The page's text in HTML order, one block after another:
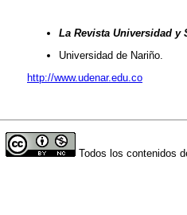
La Revista Universidad y
Universidad de Nariño.
http://www.udenar.edu.co
Todos los contenidos